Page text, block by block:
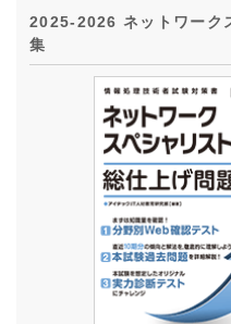
2025-2026 ネットワーク
集